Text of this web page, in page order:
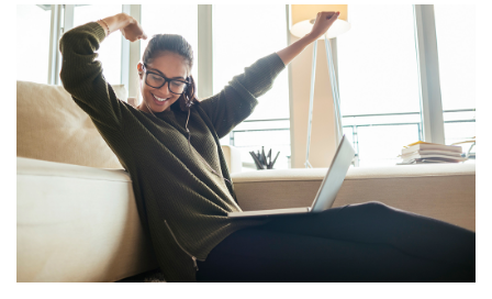
ARGENTINA
MÉXICO